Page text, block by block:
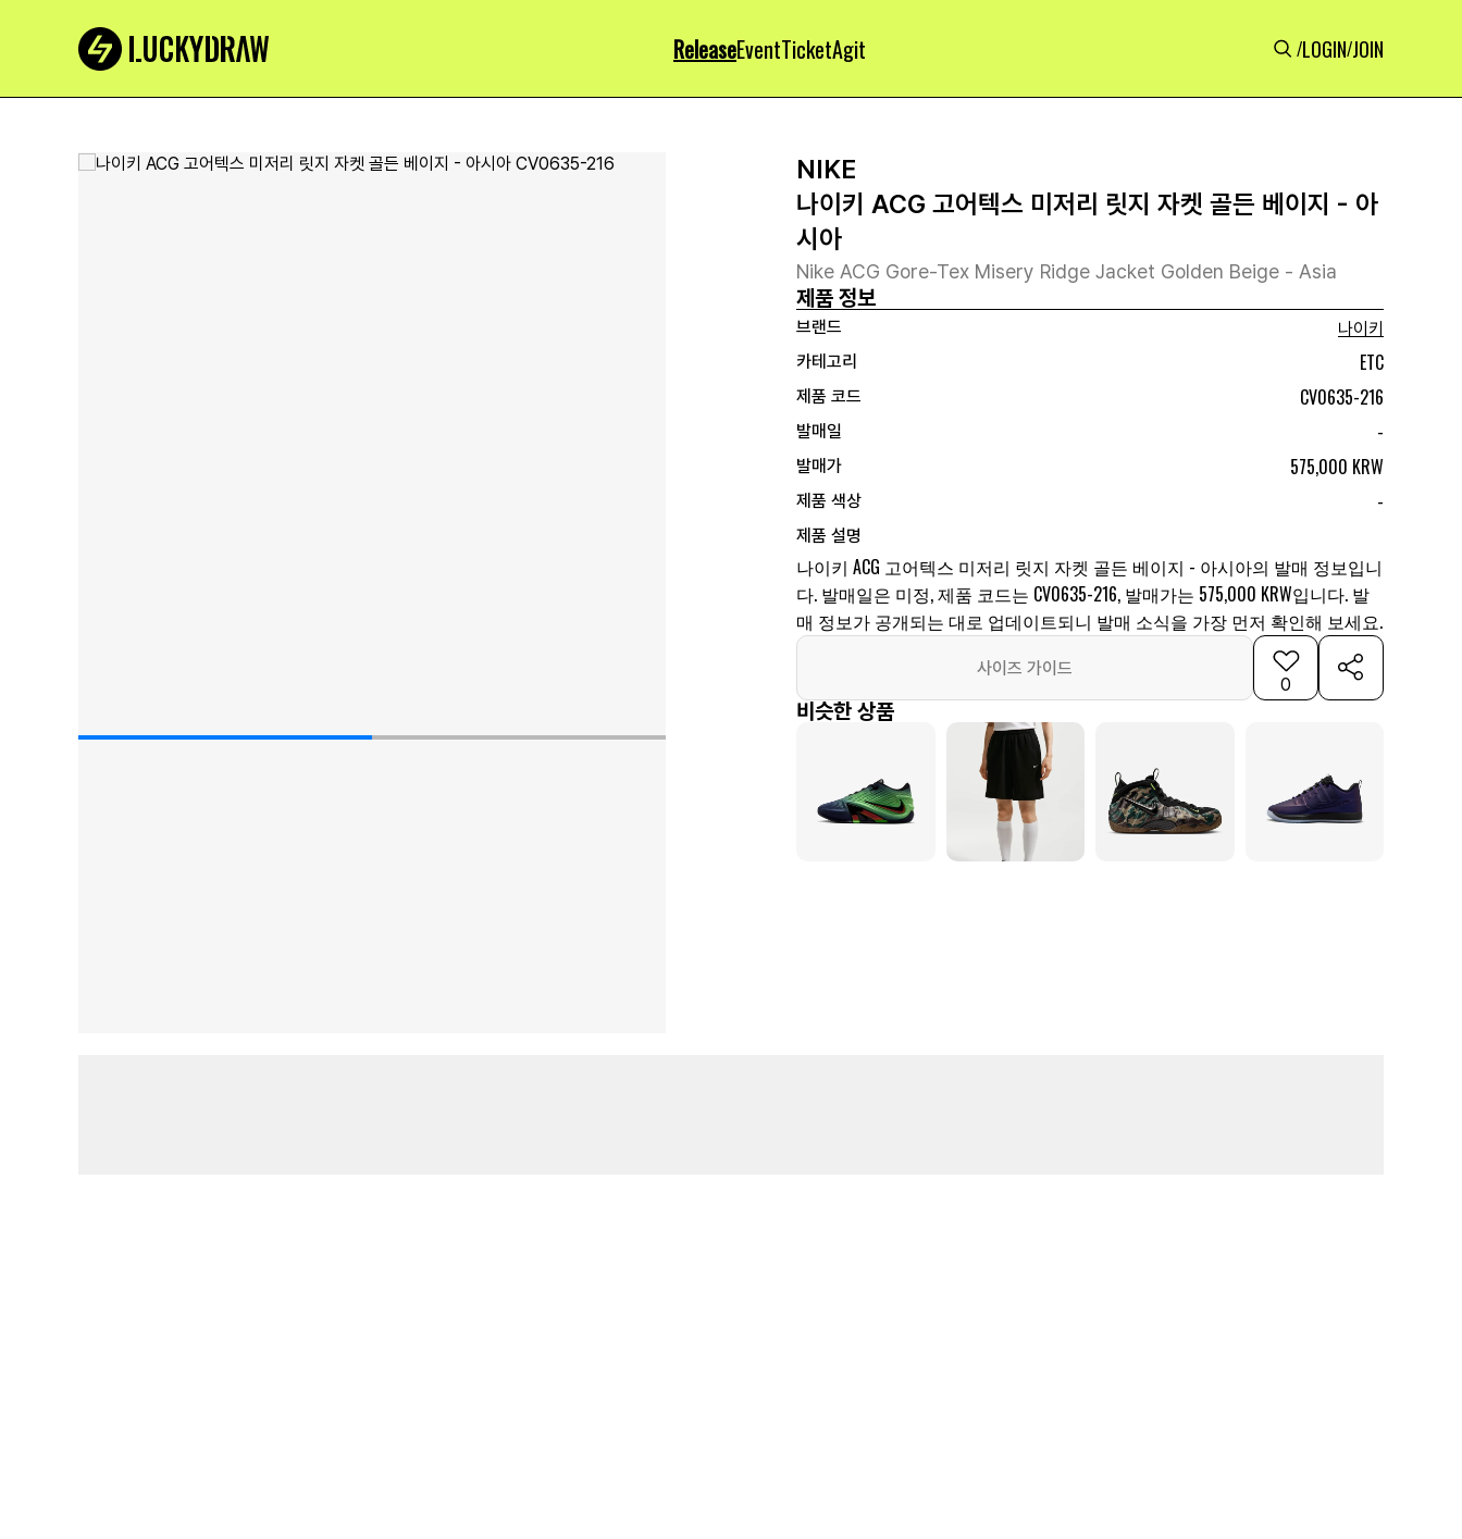
ReleaseEventTicketAgit /LOGIN/JOIN
NIKE
나이키 ACG 고어텍스 미저리 릿지 자켓 골든 베이지 - 아
시아
Nike ACG Gore-Tex Misery Ridge Jacket Golden Beige - Asia
제품 정보
브랜드
나이키
카테고리
ETC
제품 코드 CV0635-216
발매일 -
발매가 575,000 KRW
제품 색상 -
제품 설명
나이키 ACG 고어텍스 미저리 릿지 자켓 골든 베이지 - 아시아의 발매 정보입니
다. 발매일은 미정, 제품 코드는 CV0635-216, 발매가는 575,000 KRW입니다. 발
매 정보가 공개되는 대로 업데이트되니 발매 소식을 가장 먼저 확인해 보세요.
사이즈 가이드
0
비슷한 상품